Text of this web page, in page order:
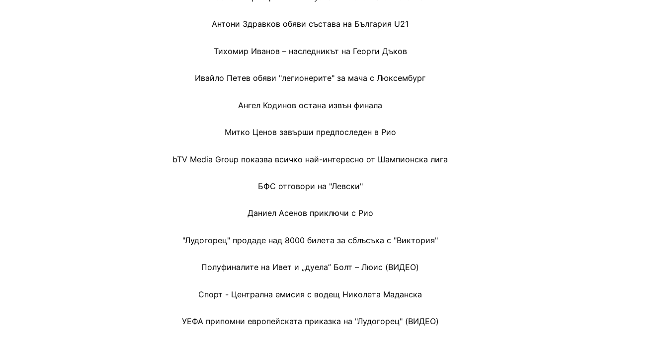
Антони Здравков обяви състава на България U21
Тихомир Иванов – наследникът на Георги Дъков
Ивайло Петев обяви "легионерите" за мача с Люксембург
Ангел Кодинов остана извън финала
Митко Ценов завърши предпоследен в Рио
bTV Media Group показва всичко най-интересно от Шампионска лига
БФС отговори на "Левски"
Даниел Асенов приключи с Рио
"Лудогорец" продаде над 8000 билета за сблъсъка с "Виктория"
Полуфиналите на Ивет и „дуела” Болт – Люис (ВИДЕО)
Спорт - Централна емисия с водещ Николета Маданска
УЕФА припомни европейската приказка на "Лудогорец" (ВИДЕО)